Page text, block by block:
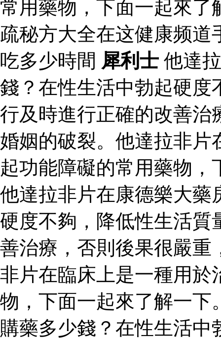
常用藥物，下面一起來
疏秘方大全在这健康频
吃多少時間 犀利士 他達
錢？在性生活中勃起硬度
行及時進行正確的改善治
婚姻的破裂。他達拉非片
起功能障礙的常用藥物
他達拉非片在康德樂大藥
硬度不夠，降低性生活質
善治療，否則後果很嚴重
非片在臨床上是一種用於
物，下面一起來了解一下
購藥多少錢？在性生活